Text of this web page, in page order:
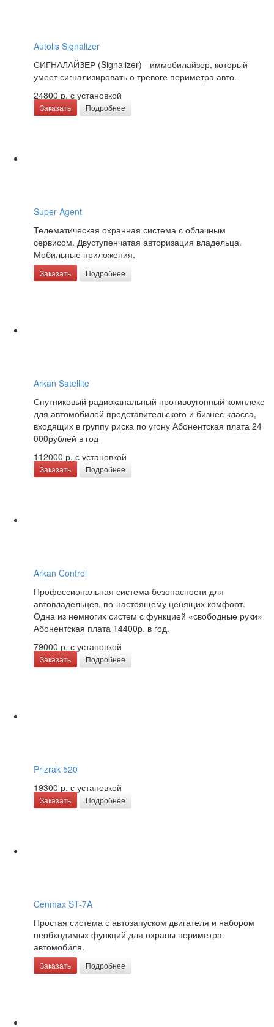
Autolis Signalizer
СИГНАЛАЙЗЕР (Signalizer) - иммобилайзер, который
умеет сигнализировать о тревоге периметра авто.
24800 р. с установкой
Заказать Подробнее
Super Agent
Телематическая охранная система с облачным
сервисом. Двуступенчатая авторизация владельца.
Мобильные приложения.
Заказать Подробнее
Arkan Satellite
Спутниковый радиоканальный противоугонный комплекс
для автомобилей представительского и бизнес-класса,
входящих в группу риска по угону Абонентская плата 24
000рублей в год
112000 р. с установкой
Заказать Подробнее
Arkan Control
Профессиональная система безопасности для
автовладельцев, по-настоящему ценящих комфорт.
Одна из немногих систем с функцией «свободные руки»
Абонентская плата 14400р. в год.
79000 р. с установкой
Заказать Подробнее
Prizrak 520
19300 р. с установкой
Заказать Подробнее
Cenmax ST-7A
Простая система с автозапуском двигателя и набором
необходимых функций для охраны периметра
автомобиля.
Заказать Подробнее